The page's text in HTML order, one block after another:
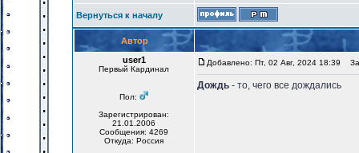
Вернуться к началу
Автор
user1
Первый Кардинал
Пол:
Зарегистрирован:
21.01.2006
Сообщения: 4269
Откуда: Россия
Добавлено: Пт, 02 Авг, 2024 18:39
Дождь - то, чего все дождались